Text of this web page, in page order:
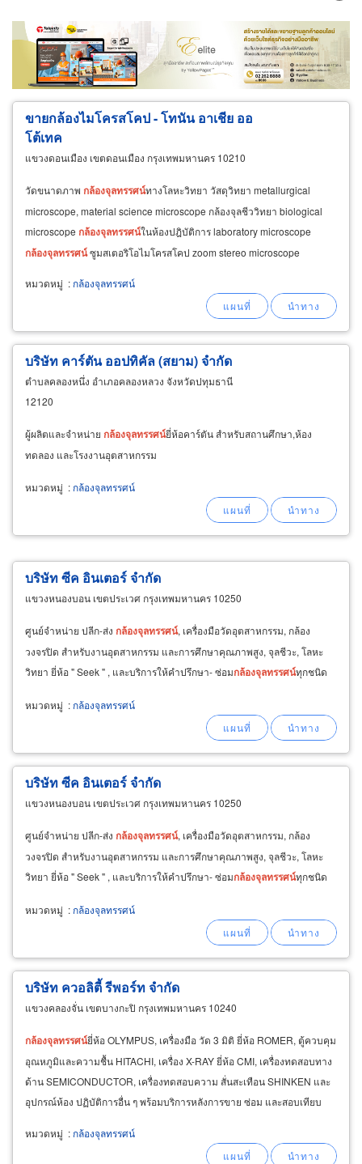
ขายส่ง ขายปลีก ผู้ผลิต
ตัวแทนจัดจำหน่าย
ผู้ส่งออก/นำเข้า
ธุรกิจบริการ
ขายกล้องไมโครสโคป - โทนัน อาเชีย ออ
โต้เทค
แขวงดอนเมือง เขตดอนเมือง กรุงเทพมหานคร 10210
วัดขนาดภาพ กล้องจุลทรรศน์ทางโลหะวิทยา วัสดุวิทยา metallurgical
microscope, material science microscope กล้องจุลชีววิทยา biological
microscope กล้องจุลทรรศน์ในห้องปฎิบัติการ laboratory microscope
กล้องจุลทรรศน์ซูมสเตอริโอไมโครสโคป zoom stereo microscope
หมวดหมู่ : กล้องจุลทรรศน์
บริษัท คาร์ตัน ออปทิคัล (สยาม) จำกัด
ตำบลคลองหนึ่ง อำเภอคลองหลวง จังหวัดปทุมธานี
12120
ผู้ผลิตและจำหน่าย กล้องจุลทรรศน์ยี่ห้อคาร์ตัน สำหรับสถานศึกษา,ห้อง
ทดลอง และโรงงานอุตสาหกรรม
หมวดหมู่ : กล้องจุลทรรศน์
บริษัท ซีค อินเตอร์ จำกัด
แขวงหนองบอน เขตประเวศ กรุงเทพมหานคร 10250
ศูนย์จำหน่าย ปลีก-ส่ง กล้องจุลทรรศน์, เครื่องมือวัดอุตสาหกรรม, กล้อง
วงจรปิด สำหรับงานอุตสาหกรรม และการศึกษาคุณภาพสูง, จุลชีวะ, โลหะ
วิทยา ยี่ห้อ " Seek " , และบริการให้คำปรึกษา- ซ่อมกล้องจุลทรรศน์ทุกชนิด
หมวดหมู่ : กล้องจุลทรรศน์
บริษัท ซีค อินเตอร์ จำกัด
แขวงหนองบอน เขตประเวศ กรุงเทพมหานคร 10250
ศูนย์จำหน่าย ปลีก-ส่ง กล้องจุลทรรศน์, เครื่องมือวัดอุตสาหกรรม, กล้อง
วงจรปิด สำหรับงานอุตสาหกรรม และการศึกษาคุณภาพสูง, จุลชีวะ, โลหะ
วิทยา ยี่ห้อ " Seek " , และบริการให้คำปรึกษา- ซ่อมกล้องจุลทรรศน์ทุกชนิด
หมวดหมู่ : กล้องจุลทรรศน์
บริษัท ควอลิตี้ รีพอร์ท จำกัด
แขวงคลองจั่น เขตบางกะปิ กรุงเทพมหานคร 10240
กล้องจุลทรรศน์ยี่ห้อ OLYMPUS, เครื่องมือ วัด 3 มิติ ยี่ห้อ ROMER, ตู้ควบคุม
อุณหภูมิและความชื้น HITACHI, เครื่อง X-RAY ยี่ห้อ CMI, เครื่องทดสอบทาง
ด้าน SEMICONDUCTOR, เครื่องทดสอบความ สั่นสะเทือน SHINKEN และ
อุปกรณ์ห้อง ปฏิบัติการอื่น ๆ พร้อมบริการหลังการขาย ซ่อม และสอบเทียบ
หมวดหมู่ : กล้องจุลทรรศน์